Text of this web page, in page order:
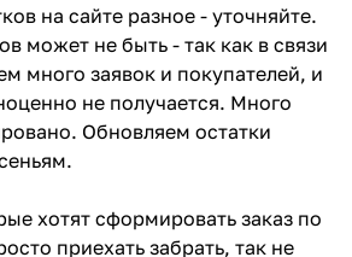
на сайте разное - уточняйте.
может не быть - так как в связи
много заявок и покупателей, и
не получается. Много
Обновляем остатки
хотят сформировать заказ по
приехать забрать, так не